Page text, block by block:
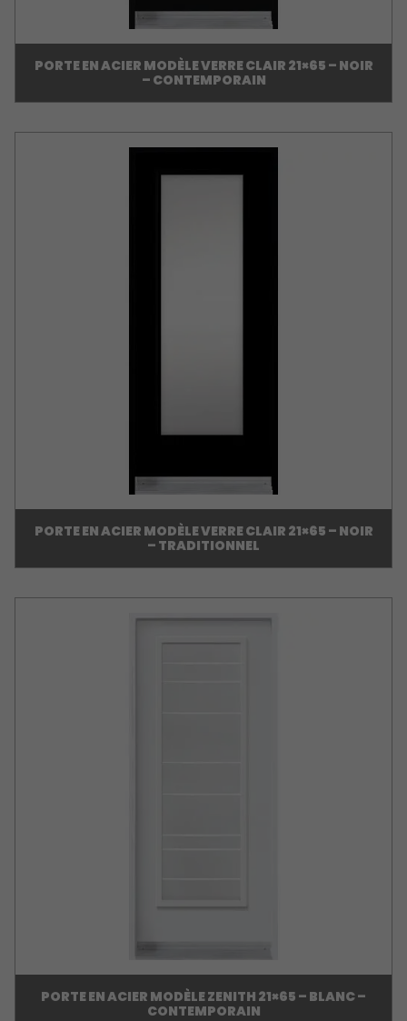
PORTE EN ACIER MODÈLE VERRE CLAIR 21×65 – NOIR
– CONTEMPORAIN
PORTE EN ACIER MODÈLE VERRE CLAIR 21×65 – NOIR
– TRADITIONNEL
PORTE EN ACIER MODÈLE ZENITH 21×65 – BLANC –
CONTEMPORAIN